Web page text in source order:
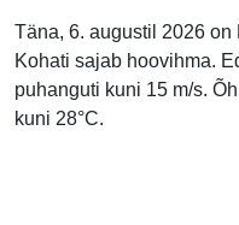
Täna, 6. augustil 2026
Kohati sajab hoovihma.
puhanguti kuni 15 m/s.
kuni 28°C.